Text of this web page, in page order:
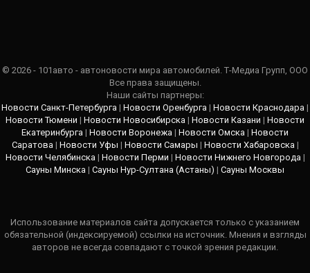
© 2026 - 101авто - автоновости мира автомобилей. Т-Медиа Групп, ООО
Все права защищены.
Наши сайты партнеры:
Новости Санкт-Петербурга | Новости Оренбурга | Новости Краснодара |
Новости Тюмени | Новости Новосибирска | Новости Казани | Новости
Екатеринбурга | Новости Воронежа | Новости Омска | Новости
Саратова | Новости Уфы | Новости Самары | Новости Хабаровска |
Новости Челябинска | Новости Перми | Новости Нижнего Новгорода |
Сауны Минска | Сауны Нур-Султана (Астаны) | Сауны Москвы
Использование материалов сайта допускается только с указанием
обязательной (индексируемой) ссылки на источник. Мнения и взгляды
авторов не всегда совпадают с точкой зрения редакции.